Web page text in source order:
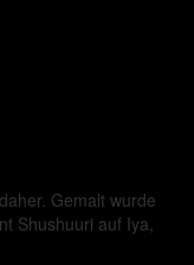
Gemalt wurde
Shushuuri auf Iya,